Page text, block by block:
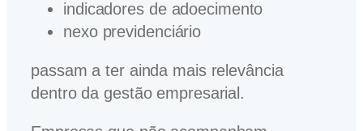
indicadores de adoecimento
nexo previdenciário
passam a ter ainda mais relevância
dentro da gestão empresarial.